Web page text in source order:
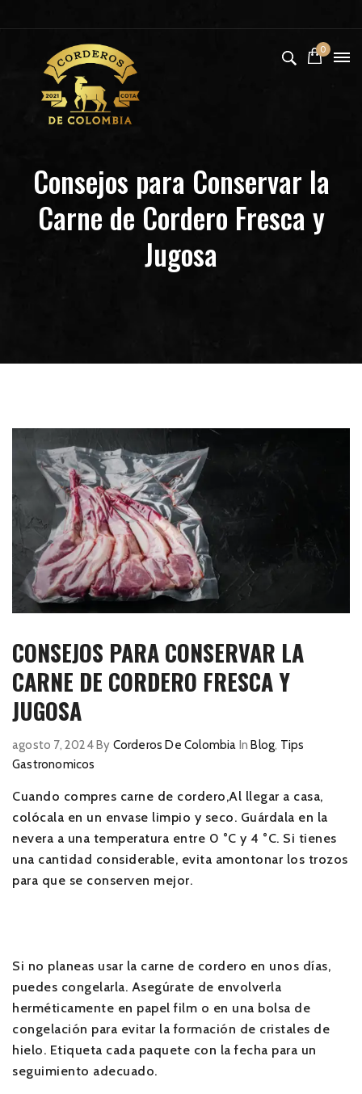
0
Consejos para Conservar la
Carne de Cordero Fresca y
Jugosa
CONSEJOS PARA CONSERVAR LA
CARNE DE CORDERO FRESCA Y
JUGOSA
agosto 7, 2024 By Corderos De Colombia In Blog, Tips
Gastronomicos
Cuando compres carne de cordero,Al llegar a casa,
colócala en un envase limpio y seco. Guárdala en la
nevera a una temperatura entre 0 °C y 4 °C. Si tienes
una cantidad considerable, evita amontonar los trozos
para que se conserven mejor.
Si no planeas usar la carne de cordero en unos días,
puedes congelarla. Asegúrate de envolverla
herméticamente en papel film o en una bolsa de
congelación para evitar la formación de cristales de
hielo. Etiqueta cada paquete con la fecha para un
seguimiento adecuado.